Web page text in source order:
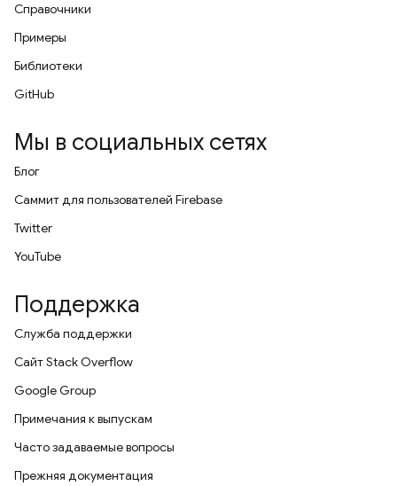
Справочники
Примеры
Библиотеки
GitHub
Мы в социальных сетях
Блог
Саммит для пользователей Firebase
Twitter
YouTube
Поддержка
Служба поддержки
Сайт Stack Overflow
Google Group
Примечания к выпускам
Часто задаваемые вопросы
Прежняя документация